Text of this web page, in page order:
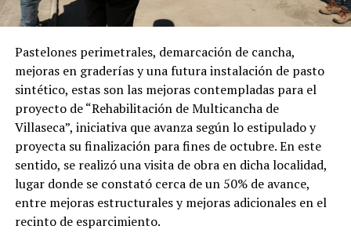
Pastelones perimetrales, demarcación de cancha,
mejoras en graderías y una futura instalación de pasto
sintético, estas son las mejoras contempladas para el
proyecto de “Rehabilitación de Multicancha de
Villaseca”, iniciativa que avanza según lo estipulado y
proyecta su finalización para fines de octubre. En este
sentido, se realizó una visita de obra en dicha localidad,
lugar donde se constató cerca de un 50% de avance,
entre mejoras estructurales y mejoras adicionales en el
recinto de esparcimiento.